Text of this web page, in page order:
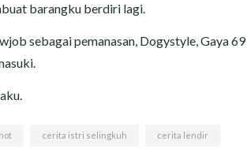
barangku berdiri lagi.
sebagai pemanasan, Dogystyle, Gaya 69
cerita istri selingkuh cerita lendir